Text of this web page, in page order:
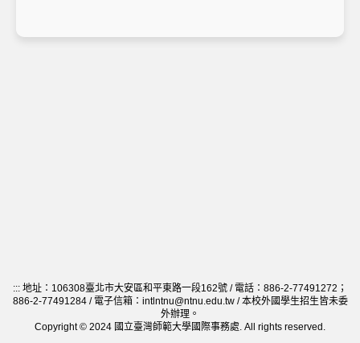
::: 地址：106308臺北市大安區和平東路一段162號 / 電話：886-2-77491272；
886-2-77491284 / 電子信箱：intlntnu@ntnu.edu.tw / 本校外國學生招生皆未委
外辦理。
Copyright © 2024 國立臺灣師範大學國際事務處. All rights reserved.